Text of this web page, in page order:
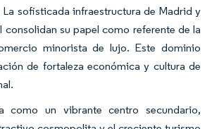
sofisticada infraestructura de Madrid y
consolidan su papel como referente de la
minorista de lujo. Este dominio
de fortaleza económica y cultura de
como un vibrante centro secundario,